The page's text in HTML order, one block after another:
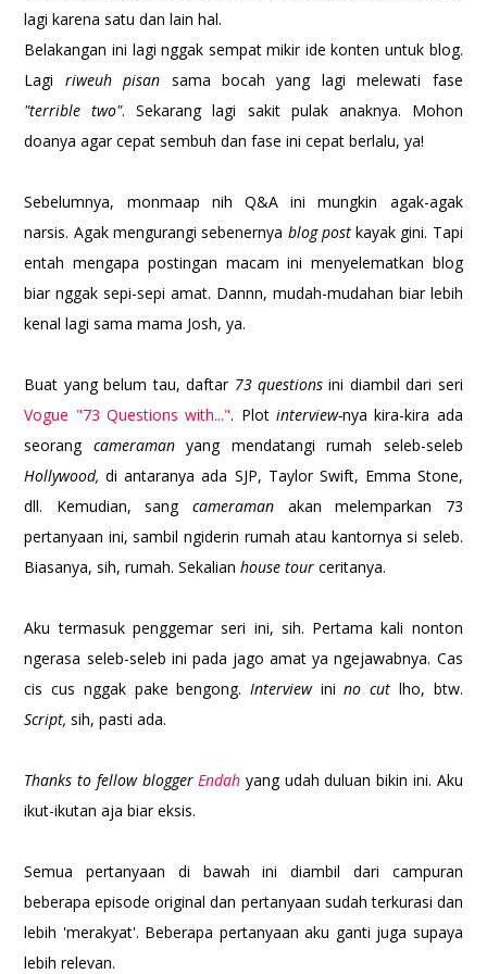
lagi karena satu dan lain hal.
Belakangan ini lagi nggak sempat mikir ide konten untuk blog.
Lagi riweuh pisan sama bocah yang lagi melewati fase
"terrible two". Sekarang lagi sakit pulak anaknya. Mohon
doanya agar cepat sembuh dan fase ini cepat berlalu, ya!
Sebelumnya, monmaap nih Q&A ini mungkin agak-agak
narsis. Agak mengurangi sebenernya blog postkayak gini. Tapi
entah mengapa postingan macam ini menyelematkan blog
biar nggak sepi-sepi amat. Dannn, mudah-mudahan biar lebih
kenal lagi sama mama Josh, ya.
Buat yang belum tau, daftar 73 questionsini diambil dari seri
Vogue "73 Questions with...". Plot interview-nya kira-kira ada
seorang cameramanyang mendatangi rumah seleb-seleb
Hollywood,di antaranya ada SJP, Taylor Swift, Emma Stone,
dll. Kemudian, sang cameraman akan melemparkan 73
pertanyaan ini, sambil ngiderin rumah atau kantornya si seleb.
Biasanya, sih, rumah. Sekalianhouse tourceritanya.
Aku termasuk penggemar seri ini, sih. Pertama kali nonton
ngerasa seleb-seleb ini pada jago amat ya ngejawabnya. Cas
cis cus nggak pake bengong. Interviewinino cut lho, btw.
Script,sih, pasti ada.
Thanks to fellow blogger Endah yang udah duluan bikin ini. Aku
ikut-ikutan aja biar eksis.
Semua pertanyaan di bawah ini diambil dari campuran
beberapa episode original dan pertanyaan sudah terkurasi dan
lebih 'merakyat'. Beberapa pertanyaan aku ganti juga supaya
lebih relevan.